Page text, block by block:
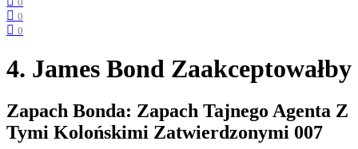
0
0
4. James Bond Zaakceptowałby
Zapach Bonda: Zapach Tajnego Agenta Z
Tymi Kolońskimi Zatwierdzonymi 007